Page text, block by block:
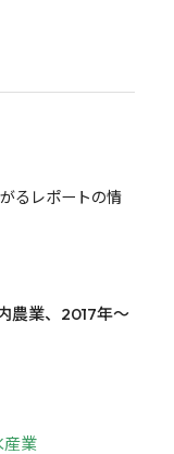
るレポートの情
農業、2017年～
産業